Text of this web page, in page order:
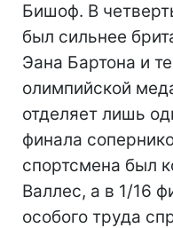
Бишоф. В
был сильнее
Эана Бартона и
олимпийской
отделяет лишь
финала
спортсмена был
Валлес, а в 1/16
особого труда